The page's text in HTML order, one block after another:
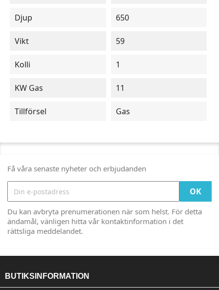
Djup 650
Vikt 59
Kolli 1
KW Gas 11
Tillförsel Gas
Få våra senaste nyheter och erbjudanden
Du kan avbryta prenumerationen när som helst. För detta
ändamål, vänligen hitta vår kontaktinformation i det
rättsliga meddelandet.
BUTIKSINFORMATION